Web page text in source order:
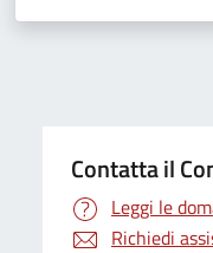
Contatta il
Leggi le
Richiedi